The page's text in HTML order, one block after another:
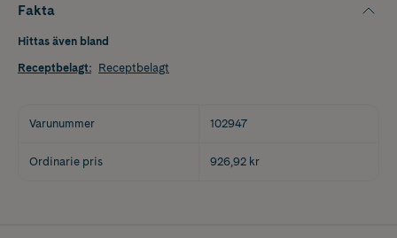
Fakta
Hittas även bland
Receptbelagt: Receptbelagt
Varunummer 102947
Ordinarie pris 926,92 kr